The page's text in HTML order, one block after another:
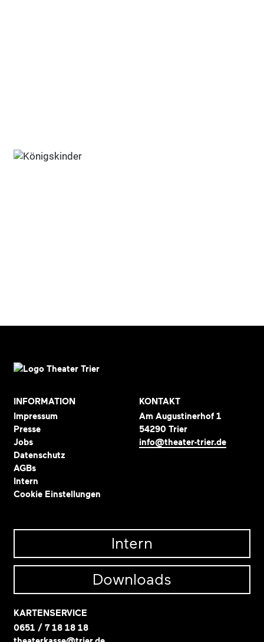
INFORMATION
Impressum
Presse
Jobs
Datenschutz
AGBs
Intern
Cookie Einstellungen
KONTAKT
Am Augustinerhof 1
54290 Trier
info@theater-trier.de
Intern
Downloads
KARTENSERVICE
0651 / 7 18 18 18